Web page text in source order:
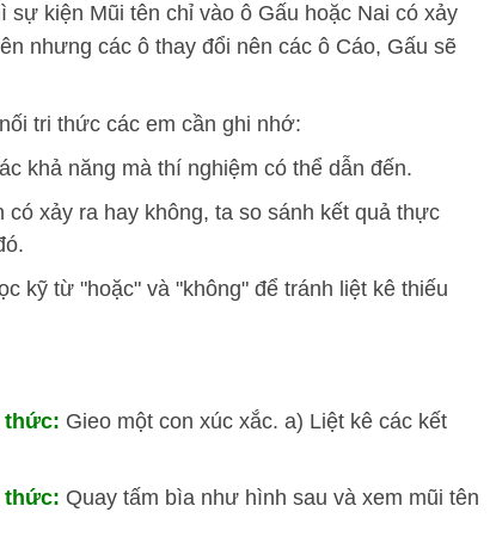
kiện Mũi tên chỉ vào ô Gấu hoặc Nai có xảy
nhưng các ô thay đổi nên các ô Cáo, Gấu sẽ
tri thức các em cần ghi nhớ:
khả năng mà thí nghiệm có thể dẫn đến.
xảy ra hay không, ta so sánh kết quả thực
kỹ từ "hoặc" và "không" để tránh liệt kê thiếu
thức: Gieo một con xúc xắc. a) Liệt kê các kết
thức: Quay tấm bìa như hình sau và xem mũi tên